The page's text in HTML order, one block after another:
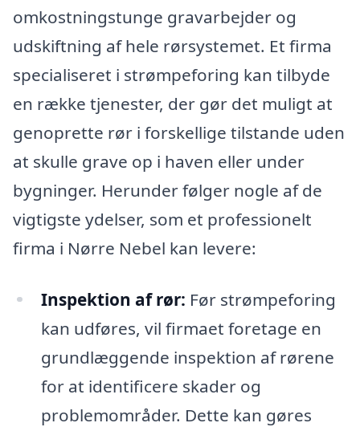
omkostningstunge gravarbejder og
udskiftning af hele rørsystemet. Et firma
specialiseret i strømpeforing kan tilbyde
en række tjenester, der gør det muligt at
genoprette rør i forskellige tilstande uden
at skulle grave op i haven eller under
bygninger. Herunder følger nogle af de
vigtigste ydelser, som et professionelt
firma i Nørre Nebel kan levere:
Inspektion af rør: Før strømpeforing
kan udføres, vil firmaet foretage en
grundlæggende inspektion af rørene
for at identificere skader og
problemområder. Dette kan gøres